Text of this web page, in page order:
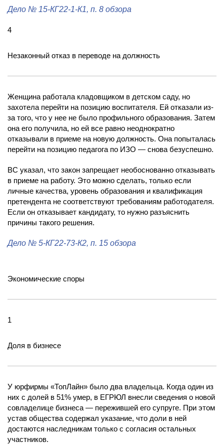
Дело № 15-КГ22-1-К1, п. 8 обзора
4
Незаконный отказ в переводе на должность
Женщина работала кладовщиком в детском саду, но
захотела перейти на позицию воспитателя. Ей отказали из-
за того, что у нее не было профильного образования. Затем
она его получила, но ей все равно неоднократно
отказывали в приеме на новую должность. Она попыталась
перейти на позицию педагога по ИЗО — снова безуспешно.
ВС указал, что закон запрещает необоснованно отказывать
в приеме на работу. Это можно сделать, только если
личные качества, уровень образования и квалификация
претендента не соответствуют требованиям работодателя.
Если он отказывает кандидату, то нужно разъяснить
причины такого решения.
Дело № 5-КГ22-73-К2, п. 15 обзора
Экономические споры
1
Доля в бизнесе
У юрфирмы «ТопЛайн» было два владельца. Когда один из
них с долей в 51% умер, в ЕГРЮЛ внесли сведения о новой
совладелице бизнеса — пережившей его супруге. При этом
устав общества содержал указание, что доли в ней
достаются наследникам только с согласия остальных
участников.